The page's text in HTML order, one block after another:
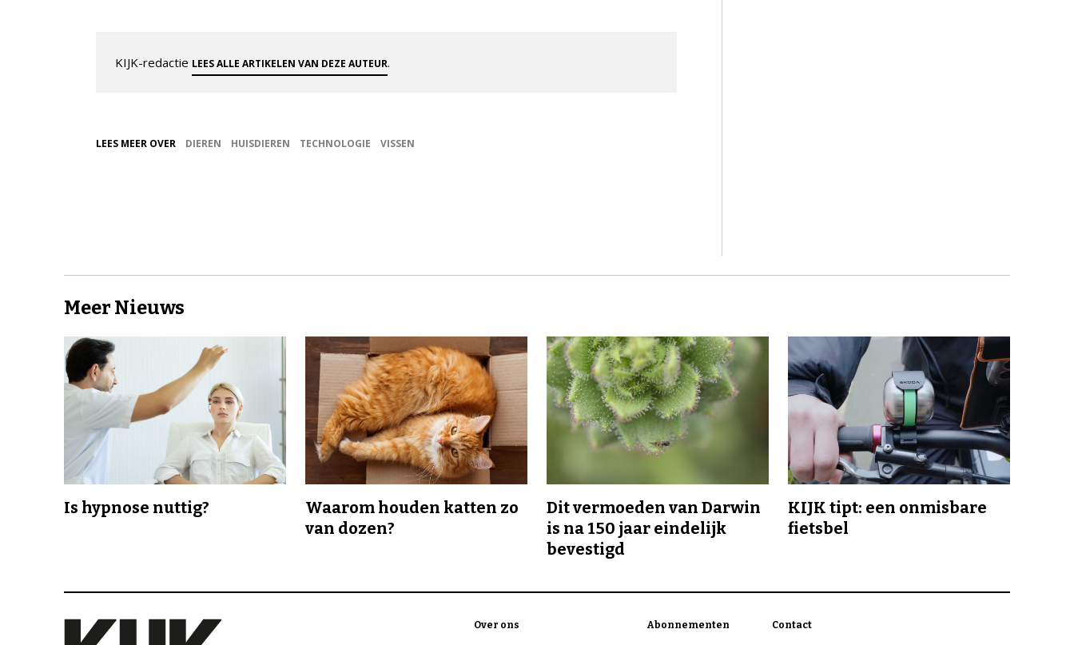
KIJK-redactie LEES ALLE ARTIKELEN VAN DEZE AUTEUR.
LEES MEER OVER DIEREN HUISDIEREN TECHNOLOGIE VISSEN
Meer Nieuws
Is hypnose nuttig?
Waarom houden katten zo
van dozen?
Dit vermoeden van Darwin
is na 150 jaar eindelijk
bevestigd
KIJK tipt: een onmisbare
fietsbel
Over ons Abonnementen Contact